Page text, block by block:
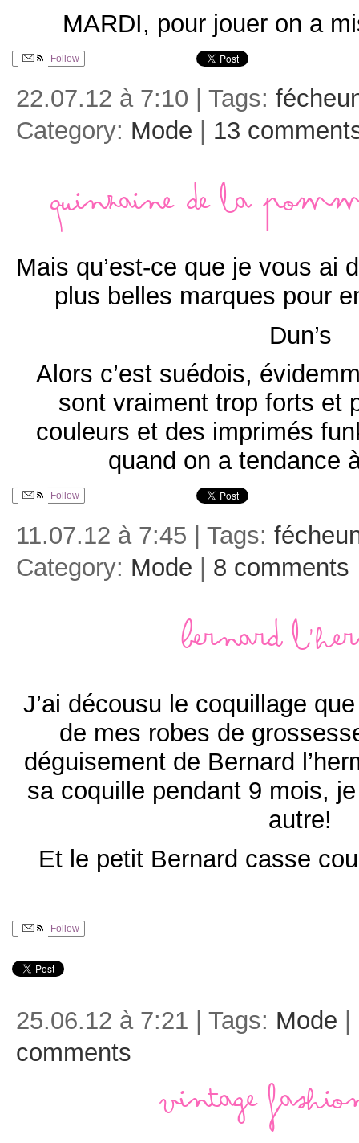
MARDI, pour jouer on a
Follow
22.07.12 à 7:10 | Tags:
Category: Mode 13
Quinzaine de la
Mais qu’est-ce que je vous ai
plus belles marques pour
Dun’s
Alors c’est suédois,
sont vraiment trop forts et
couleurs et des imprimés
quand on a tendance
Follow
11.07.12 à 7:45 | Tags:
Category: Mode 8 comments
Bernard
J’ai décousu le coquillage
de mes robes de
déguisement de Bernard
sa coquille pendant 9 mois,
autre!
Et le petit Bernard casse
Follow
25.06.12 à 7:21 | Tags: Mode
comments
Vintage